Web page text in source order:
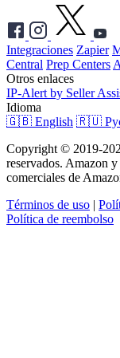
Integraciones Zapier
Central Prep Centers
Otros enlaces
IP-Alert by Seller
Idioma
🇬🇧 English 🇷🇺
Copyright © 2019-
reservados. Amazon y
comerciales de
Términos de uso |
Política de reembolso